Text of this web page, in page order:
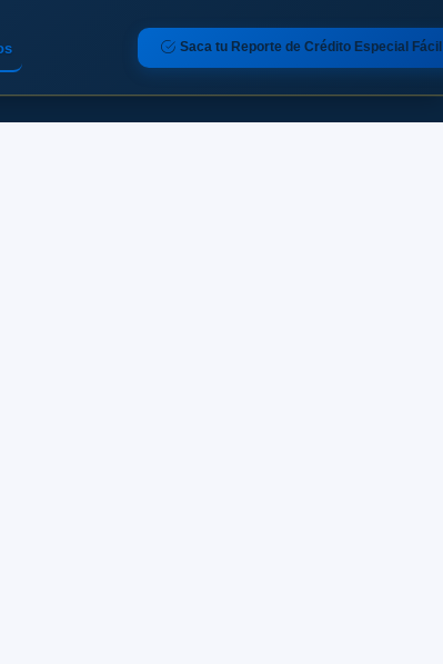
Saca tu Reporte de Crédito Especial Fácil